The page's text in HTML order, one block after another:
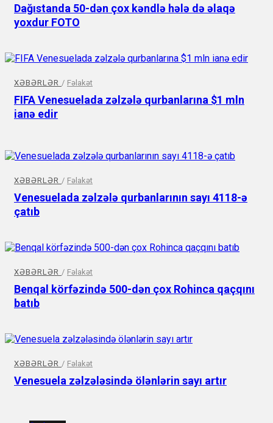
Dağıstanda 50-dən çox kəndlə hələ də əlaqə
yoxdur FOTO
XƏBƏRLƏR / Fəlakət
FIFA Venesuelada zəlzələ qurbanlarına $1 mln
ianə edir
XƏBƏRLƏR / Fəlakət
Venesuelada zəlzələ qurbanlarının sayı 4118-ə
çatıb
XƏBƏRLƏR / Fəlakət
Benqal körfəzində 500-dən çox Rohinca qaçqını
batıb
XƏBƏRLƏR / Fəlakət
Venesuela zəlzələsində ölənlərin sayı artır